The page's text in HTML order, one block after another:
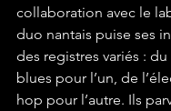
collaboration avec le
duo nantais puise ses
des registres variés :
blues pour l’un, de
hop pour l’autre. Ils